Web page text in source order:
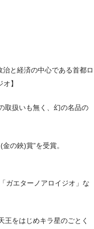
と経済の中心である首都ロ
】
取扱いも無く、幻の名品の
の鋏)賞”を受賞。
ガエターノアロイジオ」な
をはじめキラ星のごとく